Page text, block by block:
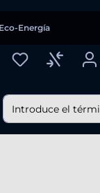
Energía